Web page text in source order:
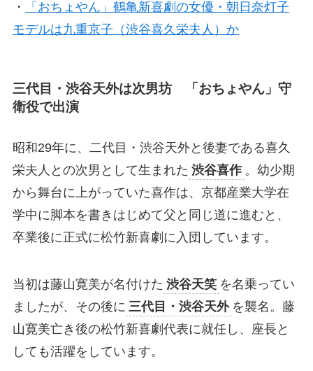
・
「おちょやん」鶴亀新喜劇の女優・朝日奈灯子
モデルは九重京子（渋谷喜久栄夫人）か
三代目・渋谷天外は次男坊 「おちょやん」守
衛役で出演
昭和29年に、二代目・渋谷天外と後妻である喜久
栄夫人との次男として生まれた 渋谷喜作 。幼少期
から舞台に上がっていた喜作は、京都産業大学在
学中に脚本を書きはじめて父と同じ道に進むと、
卒業後に正式に松竹新喜劇に入団しています。
当初は藤山寛美が名付けた 渋谷天笑 を名乗ってい
ましたが、その後に 三代目・渋谷天外 を襲名。藤
山寛美亡き後の松竹新喜劇代表に就任し、座長と
しても活躍をしています。